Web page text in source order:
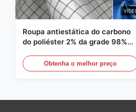
Roupa antiestática do carbono
do poliéster 2% da grade 98%
Obtenha o melhor preço